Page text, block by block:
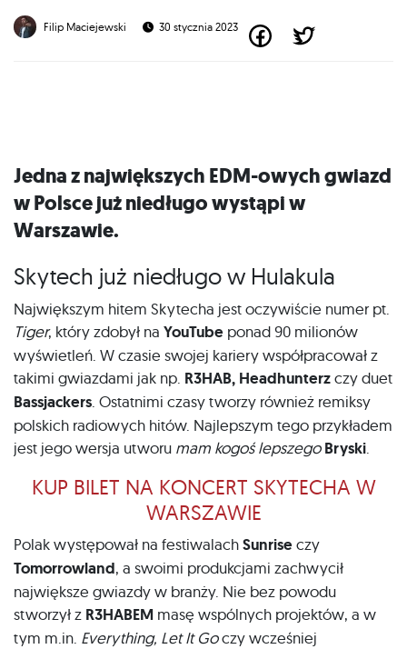
Filip Maciejewski 30 stycznia 2023
Jedna z największych EDM-owych gwiazd
w Polsce już niedługo wystąpi w
Warszawie.
Skytech już niedługo w Hulakula
Największym hitem Skytecha jest oczywiście numer pt.
Tiger, który zdobył na YouTube ponad 90 milionów
wyświetleń. W czasie swojej kariery współpracował z
takimi gwiazdami jak np. R3HAB, Headhunterzczy duet
Bassjackers . Ostatnimi czasy tworzy również remiksy
polskich radiowych hitów. Najlepszym tego przykładem
jest jego wersja utworu mam kogoś lepszego Bryski
KUP BILET NA KONCERT SKYTECHA W
WARSZAWIE
Polak występował na festiwalachSunrise czy
Tomorrowland, a swoimi produkcjami zachwycił
największe gwiazdy w branży. Nie bez powodu
stworzył z R3HABEM masę wspólnych projektów, a w
tym m.in. Everything, Let It Goczy wcześniej